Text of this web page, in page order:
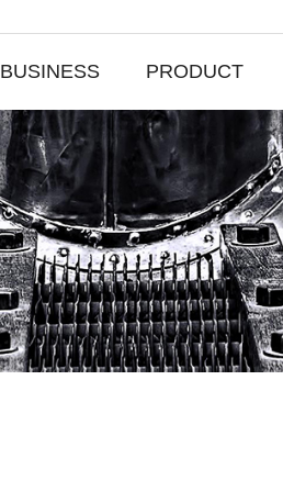
BUSINESS PRODUCT